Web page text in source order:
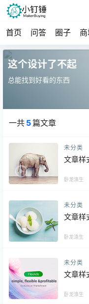
首页 问答 圈子
这个设计了不起
总能找到好看的东西
一共 5篇文章
未分类
文章样
卧龙涤生
未分类
文章样
卧龙涤生
未分类
文章样
卧龙涤生